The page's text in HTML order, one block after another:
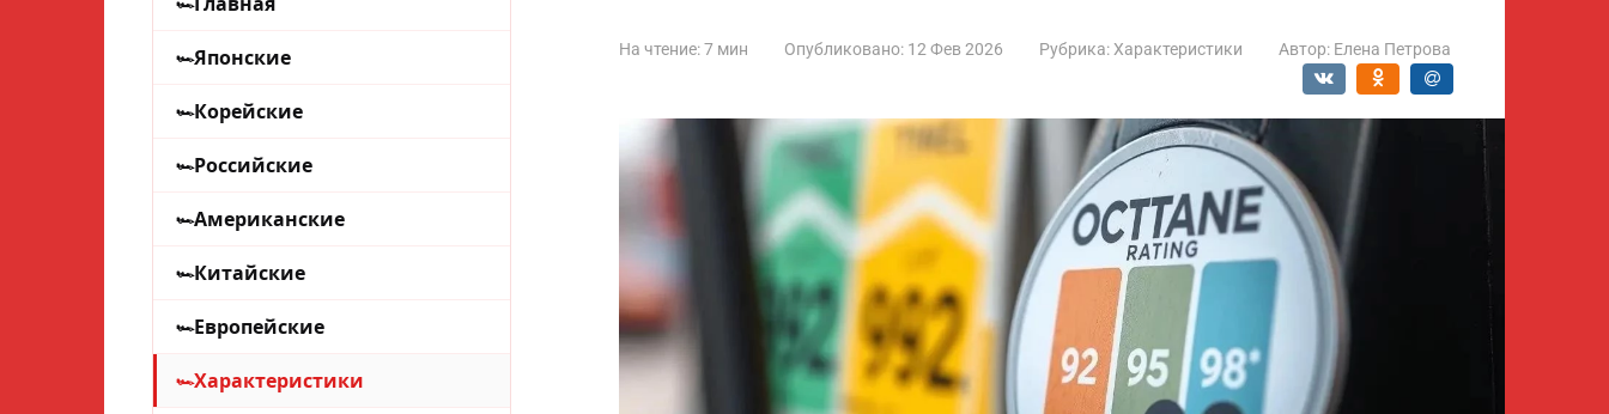
На чтение:7 мин Опубликовано: 12 Фев 2026 Рубрика: Характеристики Автор: Елена Петрова
Японские
Корейские
Российские
Американские
Китайские
Европейские
Характеристики